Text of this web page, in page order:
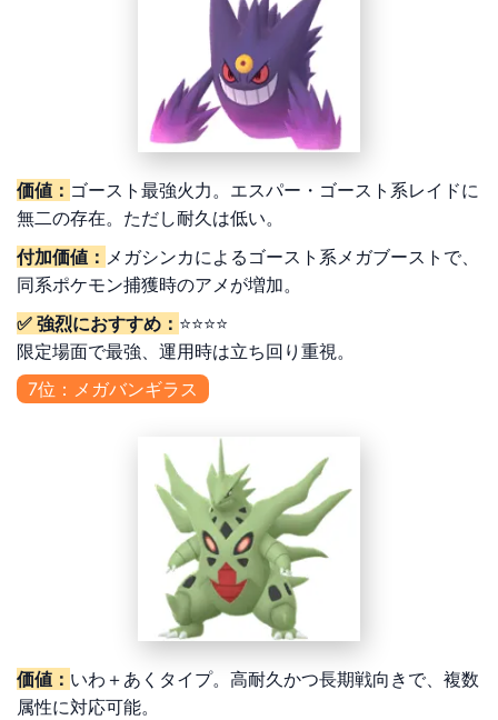
価値： ゴースト最強火力。エスパー・ゴースト系レイドに
無二の存在。ただし耐久は低い。
付加価値： メガシンカによるゴースト系メガブーストで、
同系ポケモン捕獲時のアメが増加。
✅ 強烈におすすめ： ⭐⭐⭐⭐
限定場面で最強、運用時は立ち回り重視。
7位：メガバンギラス
価値： いわ＋あくタイプ。高耐久かつ長期戦向きで、複数
属性に対応可能。